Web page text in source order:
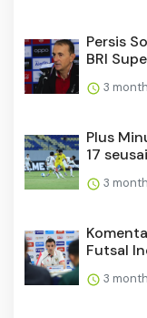
Persis
BRI
3
Plus
17
3
Futsal
3